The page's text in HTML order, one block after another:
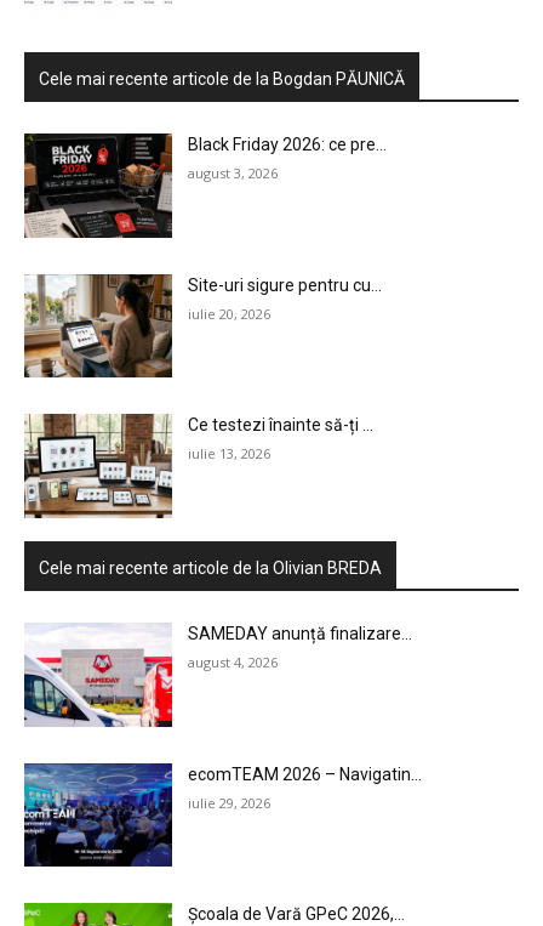
Cele mai recente articole de la Bogdan PĂUNICĂ
Black Friday 2026: ce pre...
august 3, 2026
Site-uri sigure pentru cu...
iulie 20, 2026
Ce testezi înainte să-ți ...
iulie 13, 2026
Cele mai recente articole de la Olivian BREDA
SAMEDAY anunță finalizare...
august 4, 2026
ecomTEAM 2026 – Navigatin...
iulie 29, 2026
Școala de Vară GPeC 2026,...